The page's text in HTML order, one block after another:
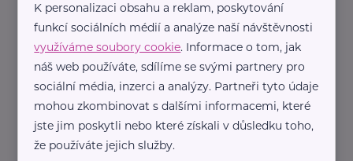
Skleněné děti – Neviditelní sourozenci, kteří také
potřebují pozornost
Děti Handicap, porucha Komunikace Podpora a pomoc
Rodina
K personalizaci obsahu a reklam, poskytování
funkcí sociálních médií a analýze naší návštěvnosti
využíváme soubory cookie. Informace o tom, jak
náš web používáte, sdílíme se svými partnery pro
sociální média, inzerci a analýzy. Partneři tyto údaje
mohou zkombinovat s dalšími informacemi, které
jste jim poskytli nebo které získali v důsledku toho,
že používáte jejich služby.